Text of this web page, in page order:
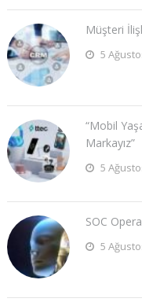
Müşteri
5
“Mobil
Markayız”
5
SOC
5